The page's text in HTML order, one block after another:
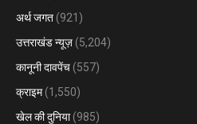
अर्थ जगत (921)
उत्तराखंड न्यूज़ (5,204)
कानूनी दावपेंच (557)
क्राइम(1,550)
खेल की दुनिया(985)